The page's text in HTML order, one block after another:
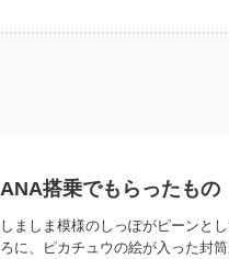
ANA搭乗でもらったもの
しましま模様のしっぽがピーンと
ろに、ピカチュウの絵が入った封